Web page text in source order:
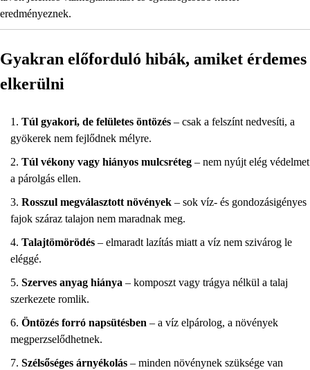
eredményeznek.
Gyakran előforduló hibák, amiket érdemes
elkerülni
Túl gyakori, de felületes öntözés – csak a felszínt nedvesíti, a
gyökerek nem fejlődnek mélyre.
Túl vékony vagy hiányos mulcsréteg – nem nyújt elég védelmet
a párolgás ellen.
Rosszul megválasztott növények – sok víz- és gondozásigényes
fajok száraz talajon nem maradnak meg.
Talajtömörödés – elmaradt lazítás miatt a víz nem szivárog le
eléggé.
Szerves anyag hiánya – komposzt vagy trágya nélkül a talaj
szerkezete romlik.
Öntözés forró napsütésben – a víz elpárolog, a növények
megperzselődhetnek.
Szélsőséges árnyékolás – minden növénynek szüksége van